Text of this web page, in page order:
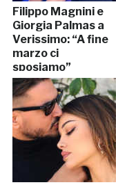
Filippo Magnini e
Giorgia Palmas a
Verissimo: “A fine
marzo ci
sposiamo”